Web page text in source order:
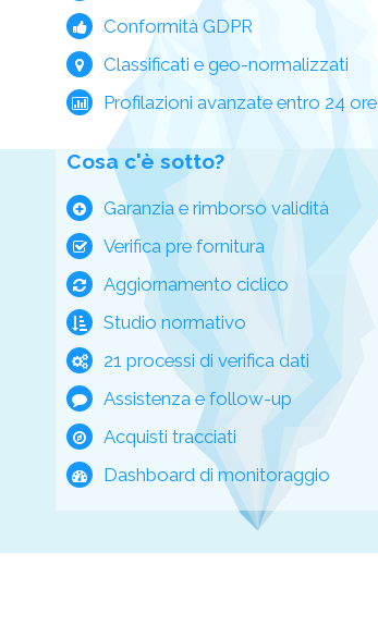
Conformità GDPR
Classificati e geo-normalizzati
Profilazioni avanzate entro 24 ore
Cosa c'è sotto?
Garanzia e rimborso validità
Verifica pre fornitura
Aggiornamento ciclico
Studio normativo
21 processi di verifica dati
Assistenza e follow-up
Acquisti tracciati
Dashboard di monitoraggio